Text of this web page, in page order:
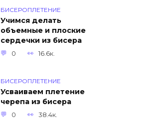
БИСЕРОПЛЕТЕНИЕ
Учимся делать
объемные и плоские
сердечки из бисера
0 16.6к.
БИСЕРОПЛЕТЕНИЕ
Усваиваем плетение
черепа из бисера
0 38.4к.